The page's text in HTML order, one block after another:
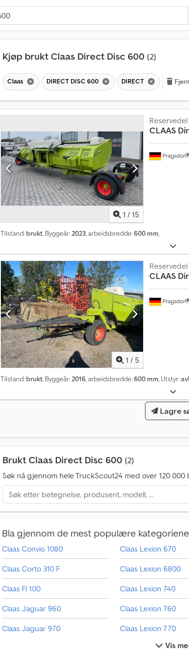
Kjøp brukt Claas Direct Disc 600 (2)
Claas DIRECT DISC 600 DIRECT
1 / 15
Pragsdorf
Reservedel
CLAAS
Tilstand: brukt, Byggeår:2023, arbeidsbredde:600 mm,
1 / 5
Pragsdorf
Reservedel
CLAAS
Tilstand: brukt, Byggeår:2016, arbeidsbredde:600 mm, Utstyr:
Lagre
Brukt Claas Direct Disc 600 (2)
Søk nå gjennom hele TruckScout24 med over 120 000
Bla gjennom de mest populære
Claas Convio 1080
Claas Corto 310 F
Claas Fl 100
Claas Jaguar 960
Claas Jaguar 970
Claas Lexion 670
Claas Lexion 6800
Claas Lexion 740
Claas Lexion 760
Claas Lexion 770
Claas Liner 1800
Vis